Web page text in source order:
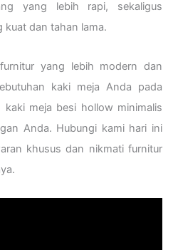
yang lebih rapi, sekaligus
kuat dan tahan lama.
yang lebih modern dan
kaki meja Anda pada
meja besi hollow minimalis
Anda. Hubungi kami hari ini
khusus dan nikmati furnitur